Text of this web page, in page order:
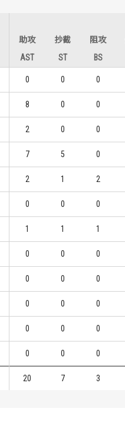
助攻 抄截 阻攻
AST ST BS
0 0 0
8 0 0
2 0 0
7 5 0
2 1 2
0 0 0
1 1 1
0 0 0
0 0 0
0 0 0
0 0 0
0 0 0
20 7 3